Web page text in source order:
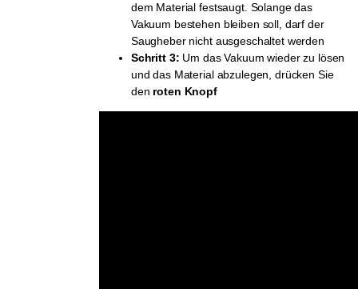
dem Material festsaugt. Solange das
Vakuum bestehen bleiben soll, darf der
Saugheber nicht ausgeschaltet werden
Schritt 3: Um das Vakuum wieder zu lösen
und das Material abzulegen, drücken Sie
den roten Knopf